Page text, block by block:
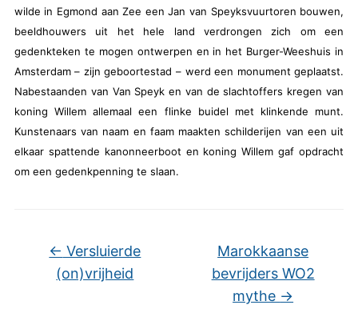
wilde in Egmond aan Zee een Jan van Speyksvuurtoren bouwen,
beeldhouwers uit het hele land verdrongen zich om een
gedenkteken te mogen ontwerpen en in het Burger-Weeshuis in
Amsterdam – zijn geboortestad – werd een monument geplaatst.
Nabestaanden van Van Speyk en van de slachtoffers kregen van
koning Willem allemaal een flinke buidel met klinkende munt.
Kunstenaars van naam en faam maakten schilderijen van een uit
elkaar spattende kanonneerboot en koning Willem gaf opdracht
om een gedenkpenning te slaan.
← Versluierde
(on)vrijheid
Marokkaanse
bevrijders WO2
mythe →